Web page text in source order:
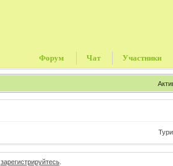
Форум Чат Участники
зарегистрируйтесь.